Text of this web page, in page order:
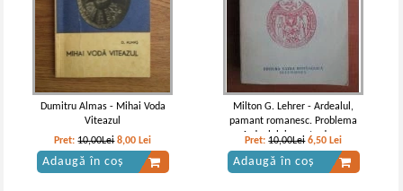
Dumitru Almas - Mihai Voda
Viteazul
Pret:10,00Lei 8,00 Lei
Adaugă în coș
Milton G. Lehrer - Ardealul,
pamant romanesc. Problema
Ardealului vazuta de un
american
Pret:10,00Lei 6,50 Lei
Adaugă în coș